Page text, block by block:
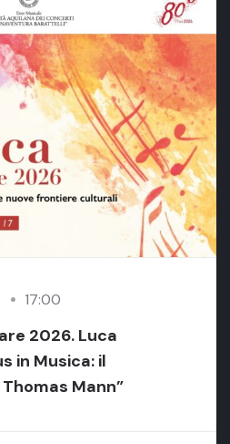
17:00
2026. Luca
in Musica: il
Mann”